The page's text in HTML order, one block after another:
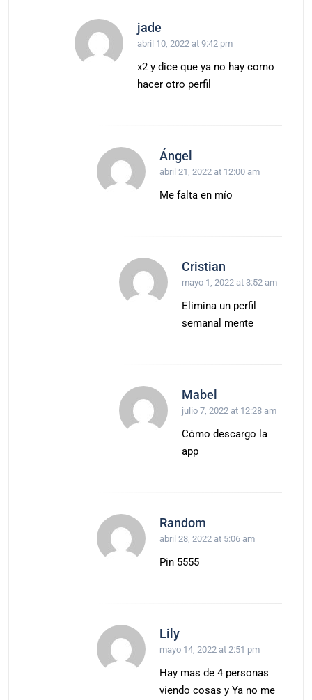
jade
abril 10, 2022 at 9:42 pm
x2 y dice que ya no hay como
hacer otro perfil
Ángel
abril 21, 2022 at 12:00 am
Me falta en mío
Cristian
mayo 1, 2022 at 3:52 am
Elimina un perfil
semanal mente
Mabel
julio 7, 2022 at 12:28 am
Cómo descargo la
app
Random
abril 28, 2022 at 5:06 am
Pin 5555
Lily
mayo 14, 2022 at 2:51 pm
Hay mas de 4 personas
viendo cosas y Ya no me